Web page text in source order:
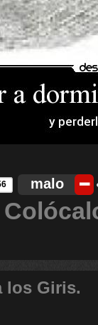
malo
los Giris.